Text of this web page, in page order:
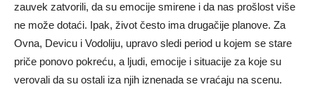
zauvek zatvorili, da su emocije smirene i da nas prošlost više
ne može dotaći. Ipak, život često ima drugačije planove. Za
Ovna, Devicu i Vodoliju, upravo sledi period u kojem se stare
priče ponovo pokreću, a ljudi, emocije i situacije za koje su
verovali da su ostali iza njih iznenada se vraćaju na scenu.